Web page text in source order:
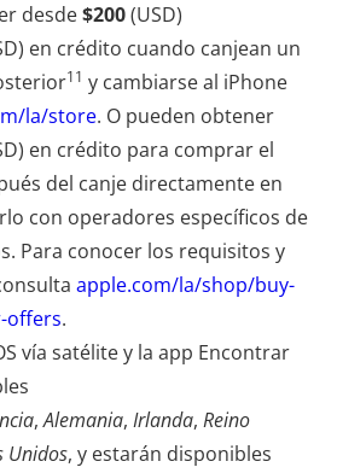
desde$200(USD)
en crédito cuando canjean un
11 y cambiarse al iPhone
la/store. O pueden obtener
en crédito para comprar el
del canje directamente en
con operadores específicos de
Para conocer los requisitos y
apple.com/la/shop/buy-
offers.
vía satélite y la app Encontrar
,Alemania, Irlanda, Reino
Unidos, y estarán disponibles